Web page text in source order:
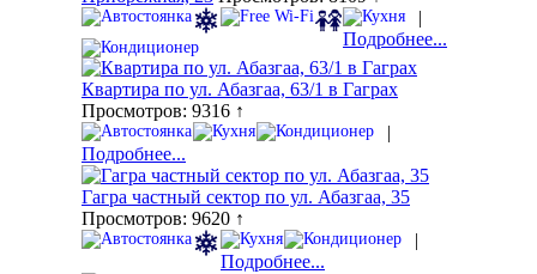
|
Подробнее...
Квартира по ул. Абазгаа, 63/1 в Гаграх
Просмотров: 9316 ↑
|
Подробнее...
Гагра частный сектор по ул. Абазгаа, 35
Просмотров: 9620 ↑
|
Подробнее...